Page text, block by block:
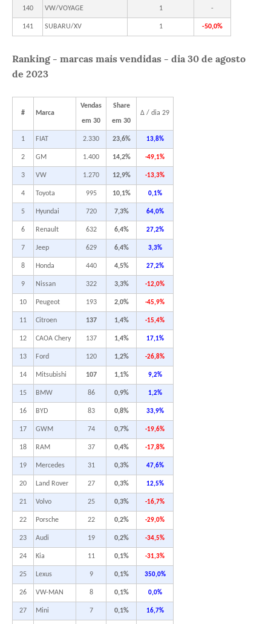
140 VW/VOYAGE 1 -
141 SUBARU/XV 1 -50,0%
Ranking - marcas mais vendidas - dia 30 de agosto
de 2023
# Marca
Vendas
em 30
Share
em 30
Δ / dia 29
1 FIAT 2.330 23,6% 13,8%
2 GM 1.400 14,2% -49,1%
3 VW 1.270 12,9% -13,3%
4 Toyota 995 10,1% 0,1%
5 Hyundai 720 7,3% 64,0%
6 Renault 632 6,4% 27,2%
7 Jeep 629 6,4% 3,3%
8 Honda 440 4,5% 27,2%
9 Nissan 322 3,3% -12,0%
10 Peugeot 193 2,0% -45,9%
11 Citroen 137 1,4% -15,4%
12 CAOA Chery 137 1,4% 17,1%
13 Ford 120 1,2% -26,8%
14 Mitsubishi 107 1,1% 9,2%
15 BMW 86 0,9% 1,2%
16 BYD 83 0,8% 33,9%
17 GWM 74 0,7% -19,6%
18 RAM 37 0,4% -17,8%
19 Mercedes 31 0,3% 47,6%
20 Land Rover 27 0,3% 12,5%
21 Volvo 25 0,3% -16,7%
22 Porsche 22 0,2% -29,0%
23 Audi 19 0,2% -34,5%
24 Kia 11 0,1% -31,3%
25 Lexus 9 0,1% 350,0%
26 VW-MAN 8 0,1% 0,0%
27 Mini 7 0,1% 16,7%